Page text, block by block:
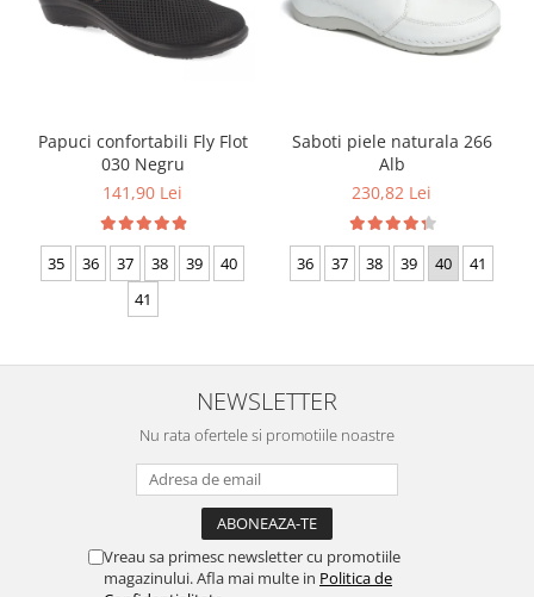
Papuci confortabili Fly Flot
030 Negru
141,90 Lei
35 36 37 38 39
40
41
Saboti piele naturala 266
Alb
230,82 Lei
36 37 38 39 40 41
NEWSLETTER
Nu rata ofertele si promotiile noastre
Vreau sa primesc newsletter cu promotiile
magazinului. Afla mai multe in Politica de